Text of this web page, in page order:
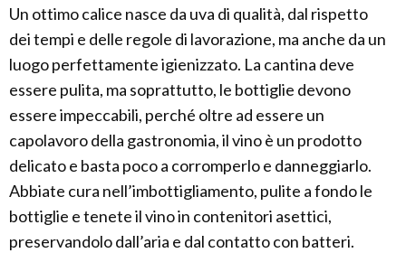
Un ottimo calice nasce da uva di qualità, dal rispetto
dei tempi e delle regole di lavorazione, ma anche da un
luogo perfettamente igienizzato. La cantina deve
essere pulita, ma soprattutto, le bottiglie devono
essere impeccabili, perché oltre ad essere un
capolavoro della gastronomia, il vino è un prodotto
delicato e basta poco a corromperlo e danneggiarlo.
Abbiate cura nell’imbottigliamento, pulite a fondo le
bottiglie e tenete il vino in contenitori asettici,
preservandolo dall’aria e dal contatto con batteri.